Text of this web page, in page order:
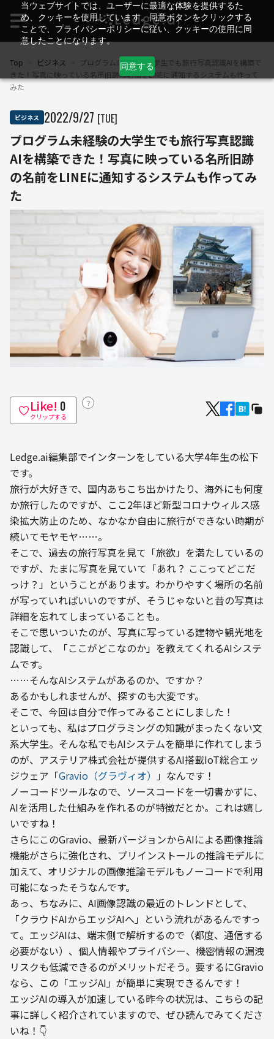
当ウェブサイトでは、ユーザーに最適な体験を提供するた
め、クッキーを使用しています。同意ボタンをクリックする
ことで、プライバシーポリシーに従い、クッキーの使用に同
意したことになります。
同意する
Top ビジネス
プログラム未経験の大学生でも旅行写真認識AIを構築で
きた！写真に映っている名所旧跡の名前をLINEに通知するシステムも作って
みた
ビジネス 2022/9/27 [TUE]
プログラム未経験の大学生でも旅行写真認識
AIを構築できた！写真に映っている名所旧跡
の名前をLINEに通知するシステムも作ってみ
た
Like! 0
クリップする
？
Ledge.ai編集部でインターンをしている大学4年生の松下
です。
旅行が大好きで、国内あちこち出かけたり、海外にも何度
か旅行したのですが、ここ2年ほど新型コロナウィルス感
染拡大防止のため、なかなか自由に旅行ができない時期が
続いてモヤモヤ……。
そこで、過去の旅行写真を見て「旅欲」を満たしているの
ですが、たまに写真を見ていて「あれ？ ここってどこだ
っけ？」ということがあります。わかりやすく場所の名前
が写っていればいいのですが、そうじゃないと昔の写真は
詳細を忘れてしまっていることも。
そこで思いついたのが、写真に写っている建物や観光地を
認識して、「ここがどこなのか」を教えてくれるAIシステ
ムです。
……そんなAIシステムがあるのか、ですか？
あるかもしれませんが、探すのも大変です。
そこで、今回は自分で作ってみることにしました！
といっても、私はプログラミングの知識がまったくない文
系大学生。そんな私でもAIシステムを簡単に作れてしまう
のが、アステリア株式会社が提供するAI搭載IoT総合エッ
ジウェア「Gravio（グラヴィオ） 」なんです！
ノーコードツールなので、ソースコードを一切書かずに、
AIを活用した仕組みを作れるのが特徴だとか。これは嬉し
いですね！
さらにこのGravio、最新バージョンからAIによる画像推論
機能がさらに強化され、プリインストールの推論モデルに
加えて、オリジナルの画像推論モデルもノーコードで利用
可能になったそうなんです。
あっ、ちなみに、AI画像認識の最近のトレンドとして、
「クラウドAIからエッジAIへ」という流れがあるんですっ
て。エッジAIは、端末側で解析するので（都度、通信する
必要がない）、個人情報やプライバシー、機密情報の漏洩
リスクも低減できるのがメリットだそう。要するにGravio
なら、この「エッジAI」が簡単に実現できるんです！
エッジAIの導入が加速している昨今の状況は、こちらの記
事に詳しく紹介されていますので、ぜひ読んでみてくださ
いね！👇